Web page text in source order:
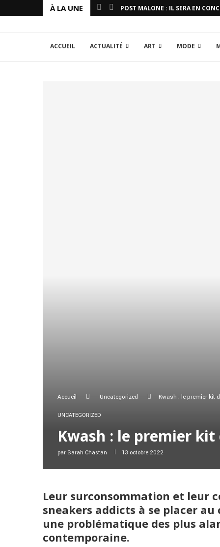
À LA UNE POST MALONE : IL SERA EN
ACCUEIL ACTUALITÉ ART MODE
Accueil Uncategorized Kwash : le premier kit
UNCATEGORIZED
Kwash : le premier
par Sarah Chastan 13 octobre 2022
Leur surconsommation et leur
sneakers addicts à se placer
une problématique des plus
contemporaine.